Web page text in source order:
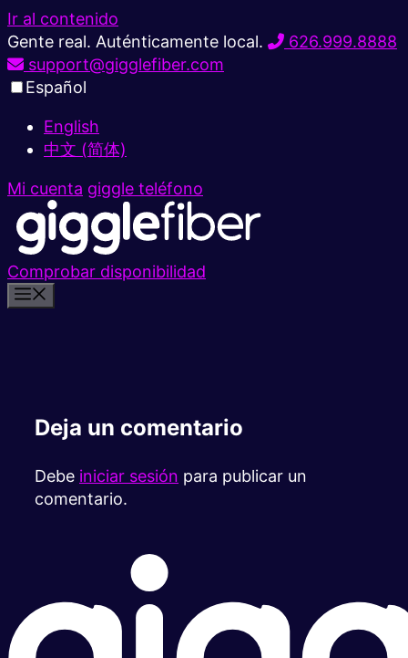
Ir al contenido
Gente real. Auténticamente local.
626.999.8888
support@gigglefiber.com
Español
English
中文 (简体)
Mi cuenta giggle teléfono
Comprobar disponibilidad
Deja un comentario
Debe iniciar sesión para publicar un
comentario.